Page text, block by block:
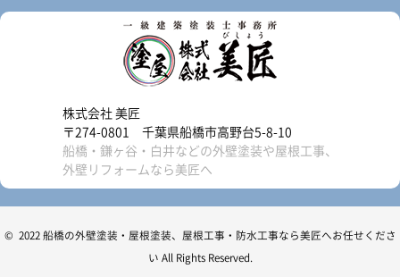
株式会社 美匠
〒274-0801 千葉県船橋市高野台5-8-10
船橋・鎌ヶ谷・白井などの外壁塗装や屋根工事、
外壁リフォームなら美匠へ
© 2022 船橋の外壁塗装・屋根塗装、屋根工事・防水工事なら美匠へお任せくださ
い All Rights Reserved.